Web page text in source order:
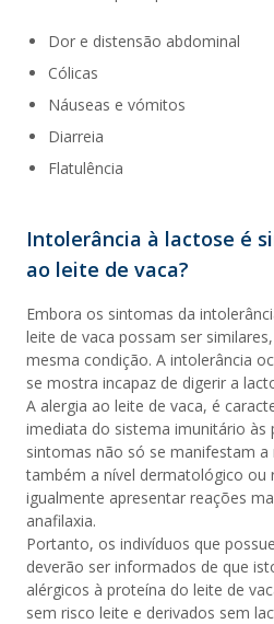
Dor e distensão abdominal
Cólicas
Náuseas e vómitos
Diarreia
Flatulência
Intolerância à lactose é
ao leite de vaca?
Embora os sintomas da
leite de vaca possam ser
mesma condição. A intolerância
se mostra incapaz de digerir a
A alergia ao leite de vaca, é
imediata do sistema imunitário às
sintomas não só se manifestam
também a nível dermatológico ou
igualmente apresentar reações
anafilaxia.
Portanto, os indivíduos que
deverão ser informados de que
alérgicos à proteína do leite de
sem risco leite e derivados sem